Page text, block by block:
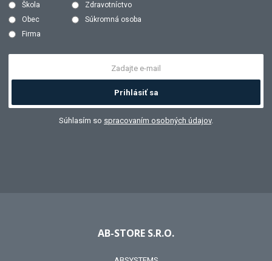
Škola
Zdravotníctvo
Obec
Súkromná osoba
Firma
Prihlásiť sa
Súhlasím so spracovaním osobných údajov.
AB-STORE S.R.O.